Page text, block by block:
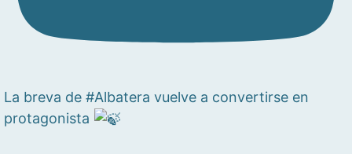
La breva de #Albatera vuelve a convertirse en
protagonista